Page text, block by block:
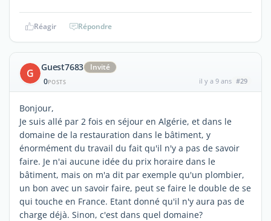
Réagir Répondre
G Guest7683
Invité
0POSTS il y a 9 ans #29
Bonjour,
Je suis allé par 2 fois en séjour en Algérie, et dans le
domaine de la restauration dans le bâtiment, y
énormément du travail du fait qu'il n'y a pas de savoir
faire. Je n'ai aucune idée du prix horaire dans le
bâtiment, mais on m'a dit par exemple qu'un plombier,
un bon avec un savoir faire, peut se faire le double de se
qui touche en France. Etant donné qu'il n'y aura pas de
charge déjà. Sinon, c'est dans quel domaine?